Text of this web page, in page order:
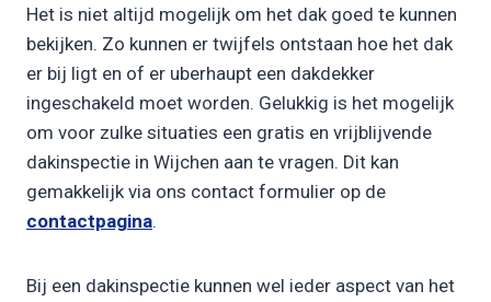
Het is niet altijd mogelijk om het dak goed te kunnen
bekijken. Zo kunnen er twijfels ontstaan hoe het dak
er bij ligt en of er uberhaupt een dakdekker
ingeschakeld moet worden. Gelukkig is het mogelijk
om voor zulke situaties een gratis en vrijblijvende
dakinspectie in Wijchen aan te vragen. Dit kan
gemakkelijk via ons contact formulier op de
contactpagina.
Bij een dakinspectie kunnen wel ieder aspect van het